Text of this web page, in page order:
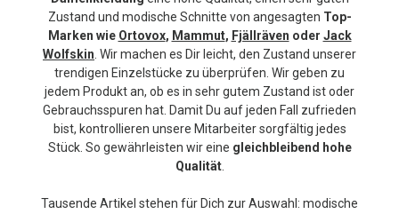
Zustand und modische Schnitte von angesagten Top-
Marken wie Ortovox, Mammut, Fjällräven oder Jack
Wolfskin. Wir machen es Dir leicht, den Zustand unserer
trendigen Einzelstücke zu überprüfen. Wir geben zu
jedem Produkt an, ob es in sehr gutem Zustand ist oder
Gebrauchsspuren hat. Damit Du auf jeden Fall zufrieden
bist, kontrollieren unsere Mitarbeiter sorgfältig jedes
Stück. So gewährleisten wir eine gleichbleibend hohe
Qualität.
Tausende Artikel stehen für Dich zur Auswahl: modische